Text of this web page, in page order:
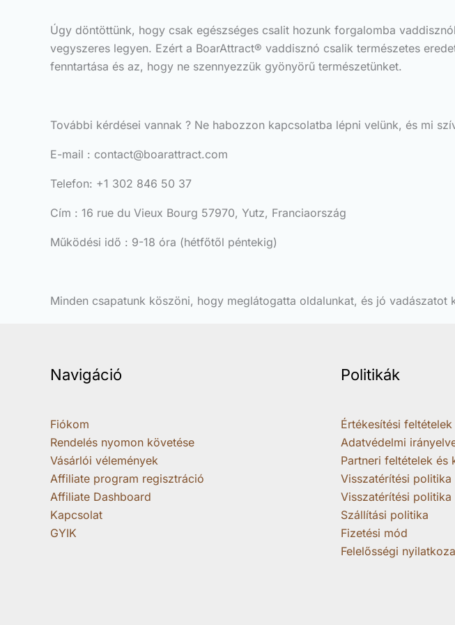
Úgy döntöttünk, hogy csak egészséges csalit hozunk forgalomba
vegyszeres legyen. Ezért a BoarAttract® vaddisznó csalik természetes
fenntartása és az, hogy ne szennyezzük gyönyörű természetünket.
További kérdései vannak ? Ne habozzon kapcsolatba lépni velünk, és mi
E-mail : contact@boarattract.com
Telefon: +1 302 846 50 37
Cím : 16 rue du Vieux Bourg 57970, Yutz, Franciaország
Működési idő : 9-18 óra (hétfőtől péntekig)
Minden csapatunk köszöni, hogy meglátogatta oldalunkat, és jó vadászatot
Navigáció
Fiókom
Rendelés nyomon követése
Vásárlói vélemények
Affiliate program regisztráció
Affiliate Dashboard
Kapcsolat
GYIK
Politikák
Értékesítési feltételek
Adatvédelmi
Partneri feltételek és
Visszatérítési politika
Visszatérítési politika
Szállítási politika
Fizetési mód
Felelősségi